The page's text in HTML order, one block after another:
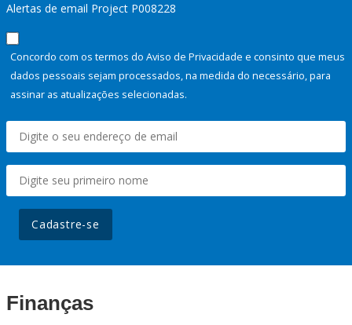
Alertas de email Project P008228
Concordo com os termos do Aviso de Privacidade e consinto que meus
dados pessoais sejam processados, na medida do necessário, para
assinar as atualizações selecionadas.
Cadastre-se
Finanças